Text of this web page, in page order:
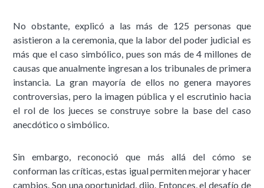
No obstante, explicó a las más de 125 personas que
asistieron a la ceremonia, que la labor del poder judicial es
más que el caso simbólico, pues son más de 4 millones de
causas que anualmente ingresan a los tribunales de primera
instancia. La gran mayoría de ellos no genera mayores
controversias, pero la imagen pública y el escrutinio hacia
el rol de los jueces se construye sobre la base del caso
anecdótico o simbólico.
Sin embargo, reconoció que más allá del cómo se
conforman las críticas, estas igual permiten mejorar y hacer
cambios. Son una oportunidad, dijo. Entonces, el desafío de